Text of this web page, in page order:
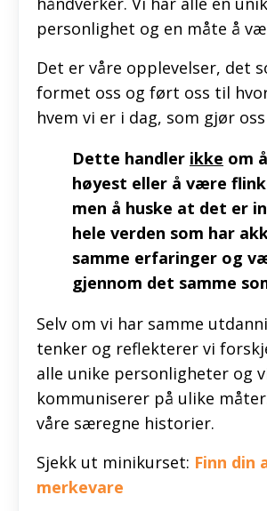
personlighet og en måte å
Det er våre opplevelser, det
formet oss og ført oss til
hvem vi er i dag, som gjør
Dette handler ikke om
høyest eller å være
men å huske at det er
hele verden som har
samme erfaringer og
gjennom det samme
Selv om vi har samme
tenker og reflekterer vi
alle unike personligheter og
kommuniserer på ulike
våre særegne historier.
Sjekk ut minikurset: Finn din
merkevare